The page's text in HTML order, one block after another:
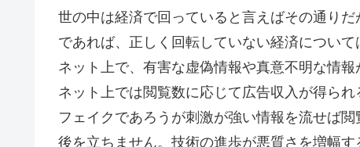
世の中は経済で回っていると言えばその通りだ
であれば、正しく回転していない経済について
ネット上で、有害な虚偽情報や真意不明な情報
ネット上では閲覧数に応じて広告収入が得られ
フェイクであろうが刺激が強い情報を流せば
後を立ちません。技術の進歩が悪質さを増幅